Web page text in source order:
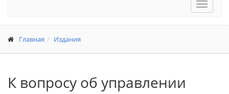
Toggle
Главная Издания
К вопросу об управлении